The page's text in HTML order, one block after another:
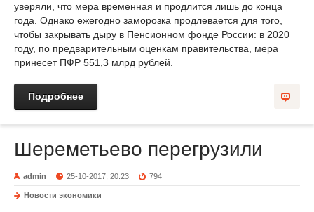
уверяли, что мера временная и продлится лишь до конца
года. Однако ежегодно заморозка продлевается для того,
чтобы закрывать дыру в Пенсионном фонде России: в 2020
году, по предварительным оценкам правительства, мера
принесет ПФР 551,3 млрд рублей.
Подробнее
Шереметьево перегрузили
admin 25-10-2017, 20:23 794
Новости экономики